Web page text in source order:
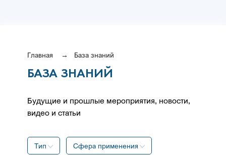
Главная База знаний
БАЗА ЗНАНИЙ
Будущие и прошлые мероприятия, новости,
видео и статьи
Тип Сфера применения